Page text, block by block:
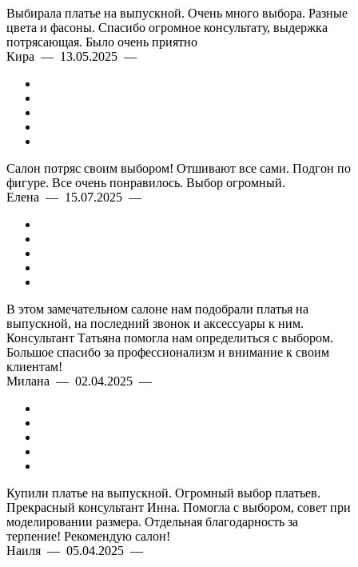
Выбирала платье на выпускной. Очень много выбора. Разные
цвета и фасоны. Спасибо огромное консультату, выдержка
потрясающая. Было очень приятно
Кира — 13.05.2025 —
Салон потряс своим выбором! Отшивают все сами. Подгон по
фигуре. Все очень понравилось. Выбор огромный.
Елена — 15.07.2025 —
В этом замечательном салоне нам подобрали платья на
выпускной, на последний звонок и аксессуары к ним.
Консультант Татьяна помогла нам определиться с выбором.
Большое спасибо за профессионализм и внимание к своим
клиентам!
Милана — 02.04.2025 —
Купили платье на выпускной. Огромный выбор платьев.
Прекрасный консультант Инна. Помогла с выбором, совет при
моделировании размера. Отдельная благодарность за
терпение! Рекомендую салон!
Наиля — 05.04.2025 —